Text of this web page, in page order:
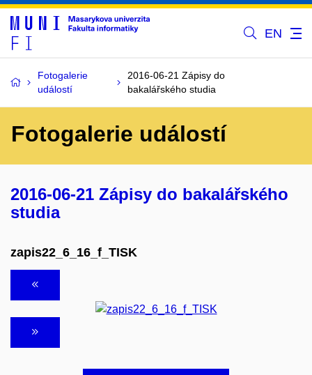
EN
Fotogalerie
událostí
2016-06-21 Zápisy do
bakalářského studia
Fotogalerie událostí
2016-06-21 Zápisy do bakalářského
studia
zapis22_6_16_f_TISK